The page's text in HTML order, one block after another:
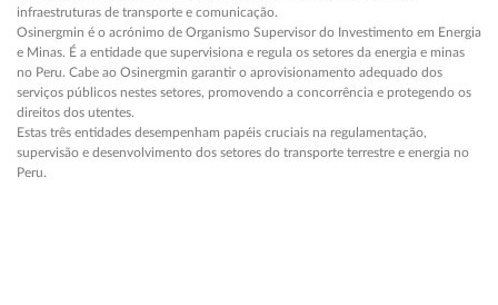
infraestruturas de transporte e comunicação.
Osinergmin é o acrónimo de Organismo Supervisor do Investimento em Energia
e Minas. É a entidade que supervisiona e regula os setores da energia e minas
no Peru. Cabe ao Osinergmin garantir o aprovisionamento adequado dos
serviços públicos nestes setores, promovendo a concorrência e protegendo os
direitos dos utentes.
Estas três entidades desempenham papéis cruciais na regulamentação,
supervisão e desenvolvimento dos setores do transporte terrestre e energia no
Peru.